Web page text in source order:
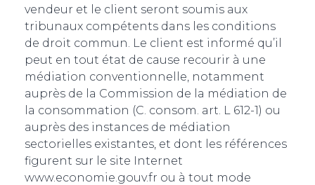
vendeur et le client seront soumis aux
tribunaux compétents dans les conditions
de droit commun. Le client est informé qu’il
peut en tout état de cause recourir à une
médiation conventionnelle, notamment
auprès de la Commission de la médiation de
la consommation (C. consom. art. L 612-1) ou
auprès des instances de médiation
sectorielles existantes, et dont les références
figurent sur le site Internet
www.economie.gouv.fr ou à tout mode